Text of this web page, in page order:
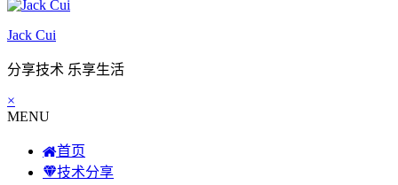
Jack Cui
分享技术 乐享生活
×
MENU
首页
技术分享